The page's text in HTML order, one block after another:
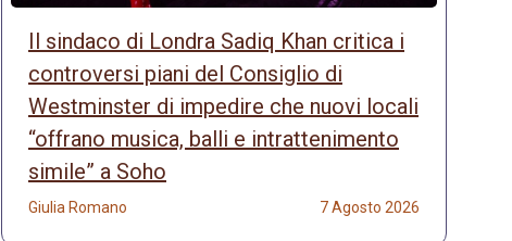
Il sindaco di Londra Sadiq Khan critica i
controversi piani del Consiglio di
Westminster di impedire che nuovi locali
“offrano musica, balli e intrattenimento
simile” a Soho
Giulia Romano 7 Agosto 2026